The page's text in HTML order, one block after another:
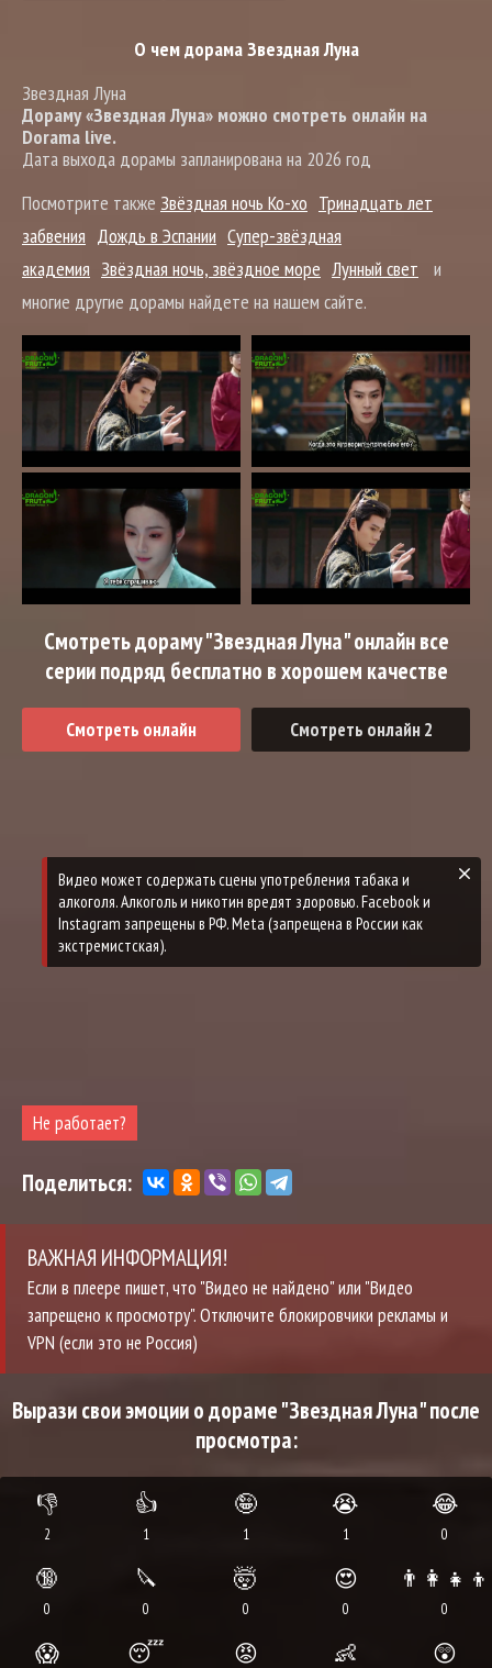
О чем дорама Звездная Луна
Звездная Луна
Дораму «Звездная Луна» можно смотреть онлайн на
Dorama live.
Дата выхода дорамы запланирована на 2026 год
Посмотрите также Звёздная ночь Ко-хо Тринадцать лет
забвения Дождь в Эспании Супер-звёздная
академия Звёздная ночь, звёздное море Лунный свет
и
многие другие дорамы найдете на нашем сайте.
Смотреть дораму "Звездная Луна" онлайн все
серии подряд бесплатно в хорошем качестве
Смотреть онлайн Смотреть онлайн 2
Видео может содержать сцены употребления табака и
алкоголя. Алкоголь и никотин вредят здоровью. Facebook и
Instagram запрещены в РФ. Meta (запрещена в России как
экстремистская).
Не работает?
Поделиться:
ВАЖНАЯ ИНФОРМАЦИЯ!
Если в плеере пишет, что "Видео не найдено" или "Видео
запрещено к просмотру". Отключите блокировчики рекламы и
VPN (если это не Россия)
Вырази свои эмоции о дораме "Звездная Луна" после
просмотра:
👎
2
👍
1
🤪
1
😭
1
😂
0
🔞
0
🔪
0
🤯
0
😍
0
👨‍👩‍👧‍👦
0
😱 😴 😡 👶 😲